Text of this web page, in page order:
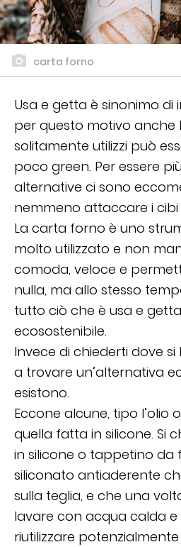
carta forno
Usa e getta è sinonimo di
per questo motivo
solitamente utilizzi può
poco green. Per essere
alternative ci sono
nemmeno attaccare i cibi
La carta forno è uno
molto utilizzato e non
comoda, veloce e
nulla, ma allo stesso
tutto ciò che è usa e
ecosostenibile.
Invece di chiederti dove
a trovare un’alternativa
esistono.
Eccone alcune, tipo l’olio
quella fatta in silicone. Si
in silicone o tappetino da
siliconato antiaderente
sulla teglia, e che una
lavare con acqua calda e
riutilizzare potenzialmente